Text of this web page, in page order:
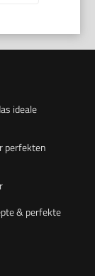
ideale
perfekten
& perfekte